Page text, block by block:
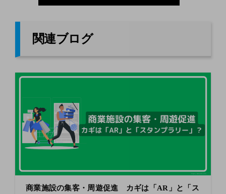
関連ブログ
商業施設の集客・周遊促進 カギは「AR」と「ス